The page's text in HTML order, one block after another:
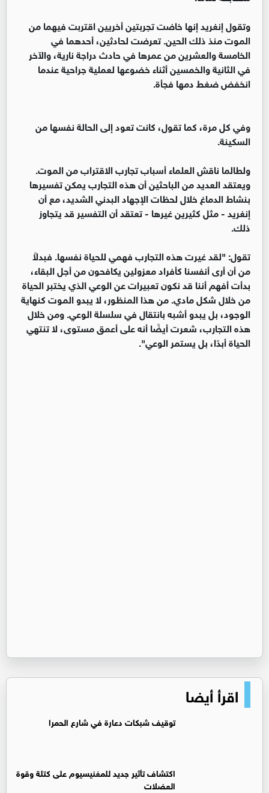
وتقول إنغريد إنها خاضت تجربتين أخريين اقتربت فيهما من
الموت منذ ذلك الحين. تعرضت لحادثين، أحدهما في
الخامسة والعشرين من عمرها في حادث دراجة نارية، والآخر
في الثانية والخمسين أثناء خضوعها لعملية جراحية عندما
انخفض ضغط دمها فجأة.
وفي كل مرة، كما تقول، كانت تعود إلى الحالة نفسها من
السكينة.
ولطالما ناقش العلماء أسباب تجارب الاقتراب من الموت.
ويعتقد العديد من الباحثين أن هذه التجارب يمكن تفسيرها
بنشاط الدماغ خلال لحظات الإجهاد البدني الشديد، مع أن
إنغريد - مثل كثيرين غيرها - تعتقد أن التفسير قد يتجاوز
ذلك.
تقول: "لقد غيرت هذه التجارب فهمي للحياة نفسها. فبدلاً
من أن أرى أنفسنا كأفراد معزولين يكافحون من أجل البقاء،
بدأت أفهم أننا قد نكون تعبيرات عن الوعي الذي يختبر الحياة
من خلال شكل مادي. من هذا المنظور، لا يبدو الموت كنهاية
الوجود، بل يبدو أشبه بانتقال في سلسلة الوعي. ومن خلال
هذه التجارب، شعرت أيضًا أنه على أعمق مستوى، لا تنتهي
الحياة أبدًا، بل يستمر الوعي".
اقرأ أيضا
توقيف شبكات دعارة في شارع الحمرا
اكتشاف تأثير جديد للمغنيسيوم على كتلة وقوة
العضلات